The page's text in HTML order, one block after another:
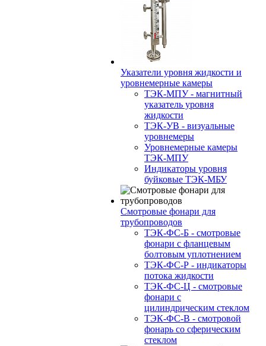
Указатели уровня жидкости и
уровнемерные камеры
ТЭК-МПУ - магнитный
указатель уровня
жидкости
ТЭК-УВ - визуальные
уровнемеры
Уровнемерные камеры
ТЭК-МПУ
Индикаторы уровня
буйковые ТЭК-МБУ
Смотровые фонари для
трубопроводов
ТЭК-ФС-Б - смотровые
фонари с фланцевым
болтовым уплотнением
ТЭК-ФС-Р - индикаторы
потока жидкости
ТЭК-ФС-Ц - смотровые
фонари с
цилиндрическим стеклом
ТЭК-ФС-В - смотровой
фонарь со сферическим
стеклом